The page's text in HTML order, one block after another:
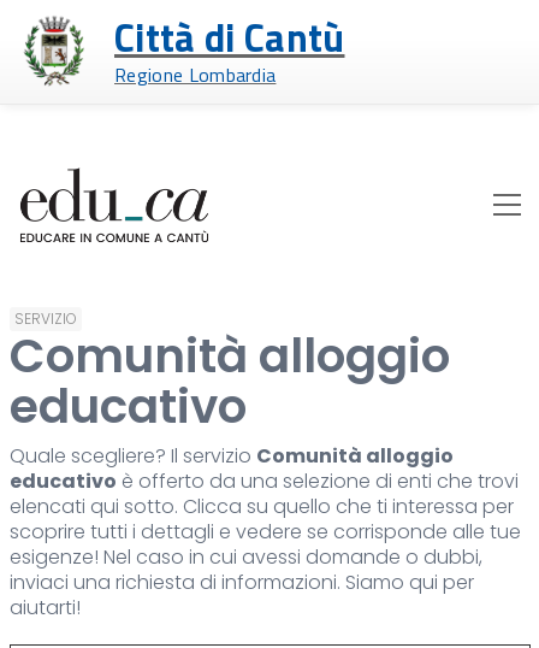
Città di Cantù
Regione Lombardia
SERVIZIO
Comunità alloggio
educativo
Quale scegliere? Il servizio Comunità alloggio
educativo è offerto da una selezione di enti che trovi
elencati qui sotto. Clicca su quello che ti interessa per
scoprire tutti i dettagli e vedere se corrisponde alle tue
esigenze! Nel caso in cui avessi domande o dubbi,
inviaci una richiesta di informazioni. Siamo qui per
aiutarti!